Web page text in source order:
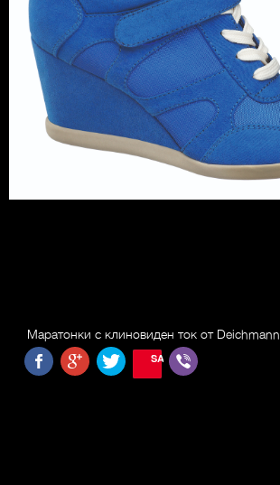
Маратонки с клиновиден ток от Deichmann
SAVE